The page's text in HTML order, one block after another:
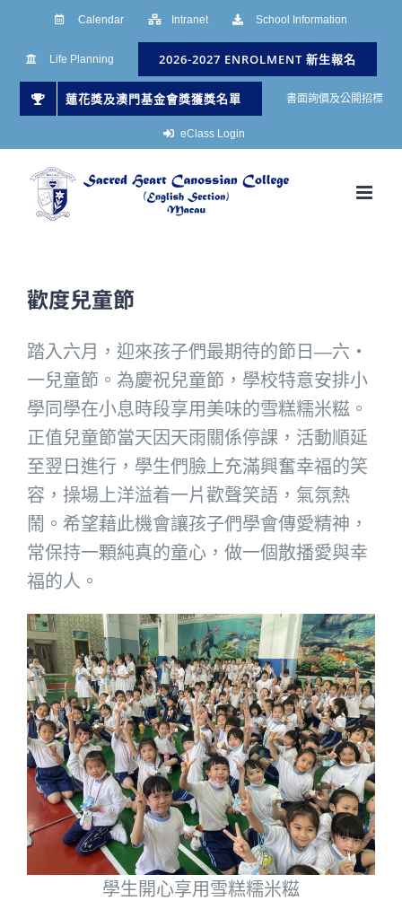
Calendar Intranet School Information
Life Planning 2026-2027 ENROLMENT 新生報名
蓮花獎及澳門基金會獎獲獎名單 書面詢價及公開招標
eClass Login
歡度兒童節
踏入六月，迎來孩子們最期待的節日—六‧
一兒童節。為慶祝兒童節，學校特意安排小
學同學在小息時段享用美味的雪糕糯米糍。
正值兒童節當天因天雨關係停課，活動順延
至翌日進行，學生們臉上充滿興奮幸福的笑
容，操場上洋溢着一片歡聲笑語，氣氛熱
鬧。希望藉此機會讓孩子們學會傳愛精神，
常保持一顆純真的童心，做一個散播愛與幸
福的人。
學生開心享用雪糕糯米糍